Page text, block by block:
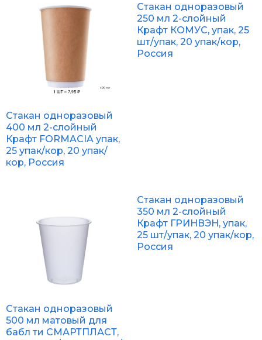
Стакан одноразовый
400 мл 2-слойный
Крафт FORMACIA упак,
25 упак/кор, 20 упак/
кор, Россия
Стакан одноразовый
250 мл 2-слойный
Крафт КОМУС, упак, 25
шт/упак, 20 упак/кор,
Россия
Стакан одноразовый
500 мл матовый для
бабл ти СМАРТПЛАСТ,
Стакан одноразовый
350 мл 2-слойный
Крафт ГРИНВЭН, упак,
25 шт/упак, 20 упак/кор,
Россия